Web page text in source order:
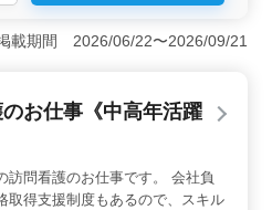
務なしで、週休2日制と年間
日を誇る訪問看護ステーション
整っています。また、残業も
トのバランスが取りやすいの
ークと笑顔＞ チームワー
境でのお仕事です。利用者
間との協力やコミュニケー
して働ける環境です。 ＜経
実務経験5年以上の方が求め
載期間 2026/06/22〜2026/09/21
お仕事《中高年活躍
訪問看護のお仕事です。 会社負
取得支援制度もあるので、スキル